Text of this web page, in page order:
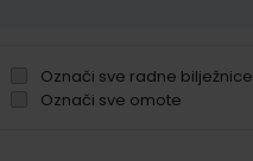
Označi sve radne bilježnice
Označi sve omote